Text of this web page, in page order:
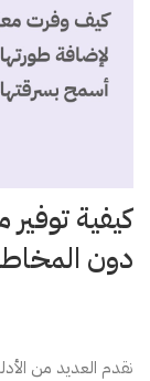
كيفية
دون
نقدم العديد من